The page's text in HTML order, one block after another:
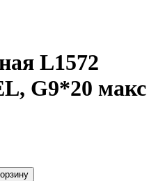
L1572
G9*20 макс